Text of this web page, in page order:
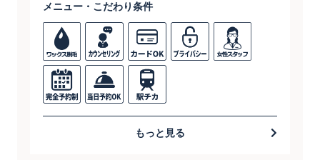
メニュー・こだわり条件
もっと見る